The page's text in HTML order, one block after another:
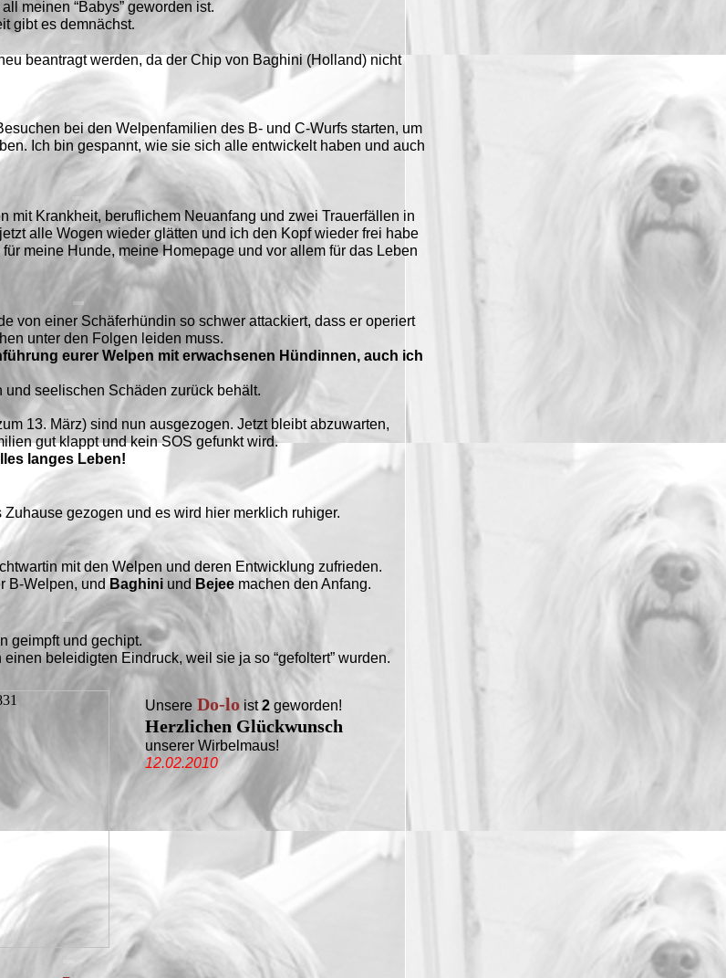
meinen “Babys” geworden ist.
gibt es demnächst.
beantragt werden, da der Chip von Baghini (Holland) nicht
bei den Welpenfamilien des B- und C-Wurfs starten, um
Ich bin gespannt, wie sie sich alle entwickelt haben und auch
mit Krankheit, beruflichem Neuanfang und zwei Trauerfällen in
alle Wogen wieder glätten und ich den Kopf wieder frei habe
meine Hunde, meine Homepage und vor allem für das Leben
von einer Schäferhündin so schwer attackiert, dass er operiert
unter den Folgen leiden muss.
eurer Welpen mit erwachsenen Hündinnen, auch ich
und seelischen Schäden zurück behält.
13. März) sind nun ausgezogen. Jetzt bleibt abzuwarten,
gut klappt und kein SOS gefunkt wird.
langes Leben!
Zuhause gezogen und es wird hier merklich ruhiger.
mit den Welpen und deren Entwicklung zufrieden.
B-Welpen, undBaghini und Bejee machen den Anfang.
geimpft und gechipt.
beleidigten Eindruck, weil sie ja so “gefoltert” wurden.
Unsere Do-lo ist2 geworden!
Herzlichen Glückwunsch
unserer Wirbelmaus!
12.02.2010